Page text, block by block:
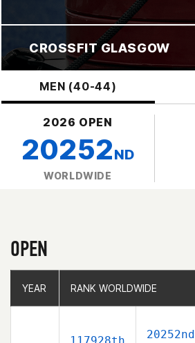
CROSSFIT GLASGOW
MEN (40-44)
2026 OPEN
20252ND
WORLDWIDE
OPEN
YEAR RANK WORLDWIDE
20252nd
YEAR RANK WORLDWIDE